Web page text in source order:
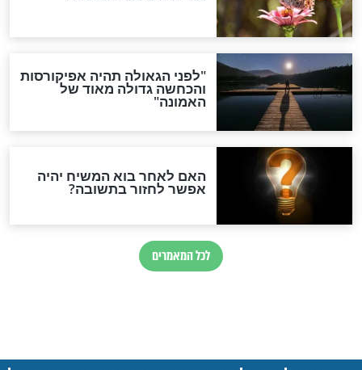
חדשות יהדות
הותר לפרסום: לוחמי מילואים
נהרגו בדרום לבנון
ההסכם החשאי של טראמפ
סימני שאלה